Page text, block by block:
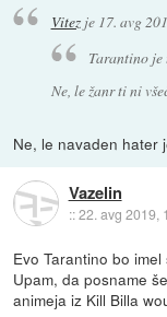
Vitezje 17. avg
Tarantino je
Ne, le žanr ti ni
Ne, le navaden hater
Vazelin
::22. avg 2019,
Evo Tarantino bo
Upam, da posname
animeja iz Kill Billa